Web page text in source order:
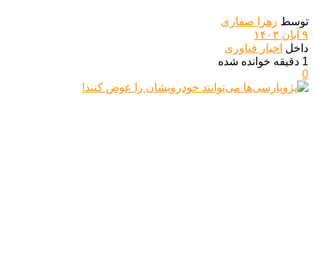
توسط زهرا صفاری
۹ آبان ۱۴۰۳
داخل اخبار فناوری
1 دقیقه خوانده شده
0